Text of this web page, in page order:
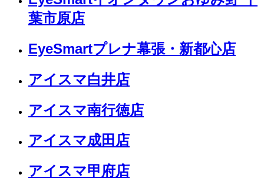
葉市原店
EyeSmartプレナ幕張・新都心店
アイスマ白井店
アイスマ南行徳店
アイスマ成田店
アイスマ甲府店